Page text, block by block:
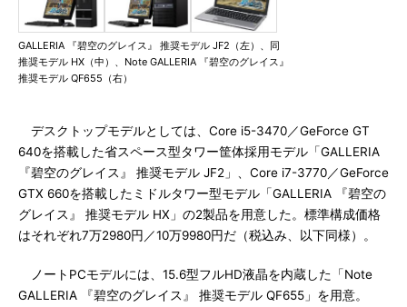
GALLERIA 『碧空のグレイス』 推奨モデル JF2（左）、同
推奨モデル HX（中）、Note GALLERIA 『碧空のグレイス』
推奨モデル QF655（右）
デスクトップモデルとしては、Core i5-3470／GeForce GT
640を搭載した省スペース型タワー筐体採用モデル「GALLERIA
『碧空のグレイス』 推奨モデル JF2」、Core i7-3770／GeForce
GTX 660を搭載したミドルタワー型モデル「GALLERIA 『碧空の
グレイス』 推奨モデル HX」の2製品を用意した。標準構成価格
はそれぞれ7万2980円／10万9980円だ（税込み、以下同様）。
ノートPCモデルには、15.6型フルHD液晶を内蔵した「Note
GALLERIA 『碧空のグレイス』 推奨モデル QF655」を用意。